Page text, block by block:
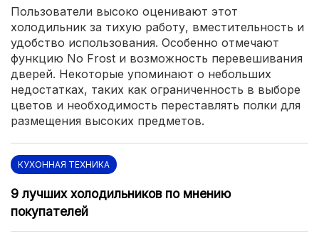
Пользователи высоко оценивают этот
холодильник за тихую работу, вместительность и
удобство использования. Особенно отмечают
функцию No Frost и возможность перевешивания
дверей. Некоторые упоминают о небольших
недостатках, таких как ограниченность в выборе
цветов и необходимость переставлять полки для
размещения высоких предметов.
КУХОННАЯ ТЕХНИКА
9 лучших холодильников по мнению
покупателей